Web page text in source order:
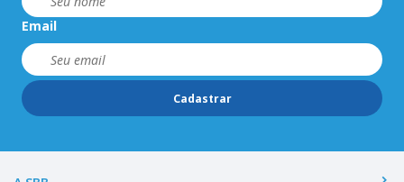
Email
Cadastrar